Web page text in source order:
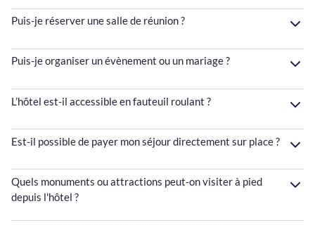
Puis-je réserver une salle de réunion ?
Puis-je organiser un évènement ou un mariage ?
L’hôtel est-il accessible en fauteuil roulant ?
Est-il possible de payer mon séjour directement sur place ?
Quels monuments ou attractions peut-on visiter à pied
depuis l'hôtel ?